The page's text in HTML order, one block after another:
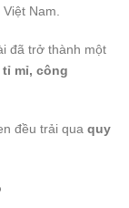
Nam.
đã trở thành một
tỉ mỉ, công
đều trải qua quy